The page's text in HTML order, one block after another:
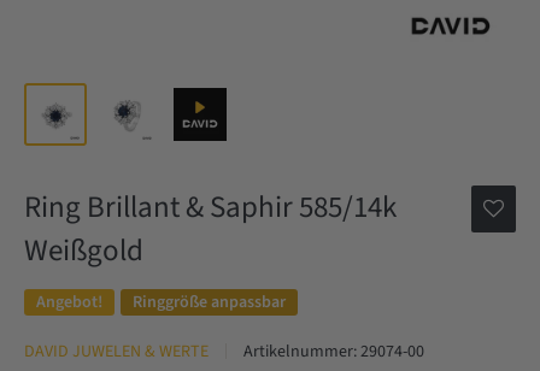
Ring Brillant & Saphir 585/14k
Weißgold
Angebot! Ringgröße anpassbar
DAVID JUWELEN & WERTE Artikelnummer:29074-00